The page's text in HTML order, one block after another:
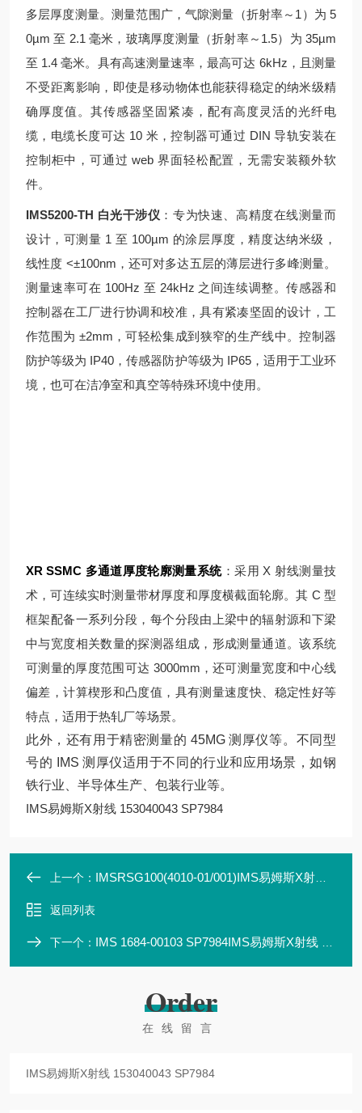
多层厚度测量。测量范围广，气隙测量（折射率～1）为 5
0µm 至 2.1 毫米，玻璃厚度测量（折射率～1.5）为 35µm
至 1.4 毫米。具有高速测量速率，最高可达 6kHz，且测量
不受距离影响，即使是移动物体也能获得稳定的纳米级精
确厚度值。其传感器坚固紧凑，配有高度灵活的光纤电
缆，电缆长度可达 10 米，控制器可通过 DIN 导轨安装在
控制柜中，可通过 web 界面轻松配置，无需安装额外软
件。
IMS5200-TH 白光干涉仪 ：专为快速、高精度在线测量而
设计，可测量 1 至 100µm 的涂层厚度，精度达纳米级，
线性度 <±100nm，还可对多达五层的薄层进行多峰测量。
测量速率可在 100Hz 至 24kHz 之间连续调整。传感器和
控制器在工厂进行协调和校准，具有紧凑坚固的设计，工
作范围为 ±2mm，可轻松集成到狭窄的生产线中。控制器
防护等级为 IP40，传感器防护等级为 IP65，适用于工业环
境，也可在洁净室和真空等特殊环境中使用。
XR SSMC 多通道厚度轮廓测量系统：采用 X 射线测量技
术，可连续实时测量带材厚度和厚度横截面轮廓。其 C 型
框架配备一系列分段，每个分段由上梁中的辐射源和下梁
中与宽度相关数量的探测器组成，形成测量通道。该系统
可测量的厚度范围可达 3000mm，还可测量宽度和中心线
偏差，计算楔形和凸度值，具有测量速度快、稳定性好等
特点，适用于热轧厂等场景。
此外，还有用于精密测量的 45MG 测厚仪等。不同型
号的 IMS 测厚仪适用于不同的行业和应用场景，如钢
铁行业、半导体生产、包装行业等。
IMS易姆斯X射线 153040043 SP7984
上一个： IMSRSG100(4010-01/001)IMS易姆斯X射线RSG100(4010-01/001)18283
返回列表
下一个： IMS 1684-00103 SP7984IMS易姆斯X射线 1684-00103 SP7984
Order
在线留言